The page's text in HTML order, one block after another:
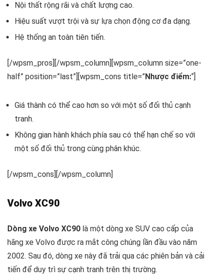
Nội thất rộng rãi và chất lượng cao.
Hiệu suất vượt trội và sự lựa chọn động cơ đa dạng.
Hệ thống an toàn tiên tiến.
[/wpsm_pros][/wpsm_column][wpsm_column size=”one-
half” position=”last”][wpsm_cons title=”Nhược điểm:“]
Giá thành có thể cao hơn so với một số đối thủ cạnh
tranh.
Không gian hành khách phía sau có thể hạn chế so với
một số đối thủ trong cùng phân khúc.
[/wpsm_cons][/wpsm_column]
Volvo XC90
Dòng xe Volvo XC90 là một dòng xe SUV cao cấp của
hãng xe Volvo được ra mắt công chúng lần đầu vào năm
2002. Sau đó, dòng xe này đã trải qua các phiên bản và cải
tiến để duy trì sự cạnh tranh trên thị trường.